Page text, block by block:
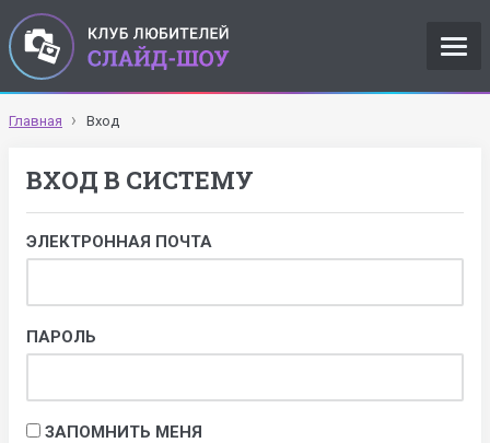
Главная Вход
ВХОД В СИСТЕМУ
ЭЛЕКТРОННАЯ ПОЧТА
ПАРОЛЬ
ЗАПОМНИТЬ МЕНЯ